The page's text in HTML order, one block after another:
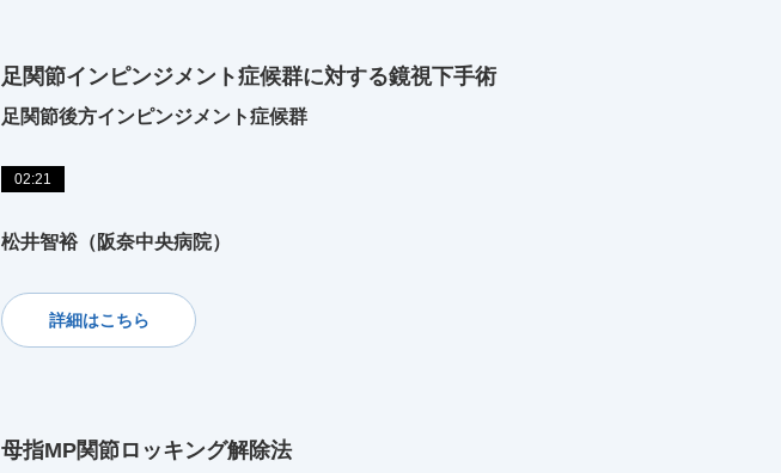
足関節インピンジメント症候群に対する鏡視下手術
足関節後方インピンジメント症候群
02:21
松井智裕（阪奈中央病院）
詳細はこちら
母指MP関節ロッキング解除法